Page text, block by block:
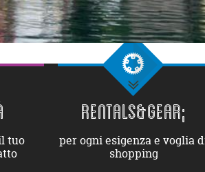
tuo
RENTALS&GEAR;
per ogni esigenza e voglia
shopping